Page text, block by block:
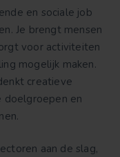
en sociale job
Je brengt mensen
voor activiteiten
mogelijk maken.
creatieve
en
aan de slag,